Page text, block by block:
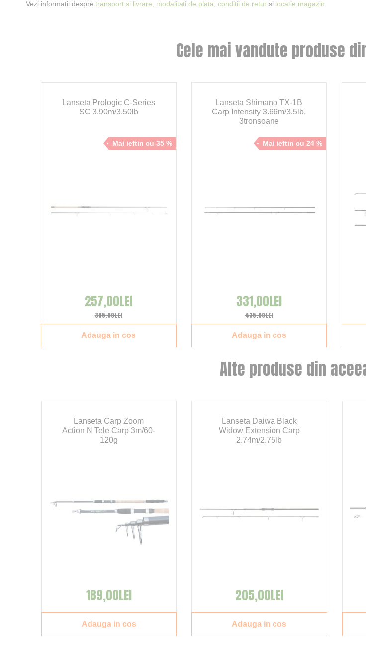
Vezi informatii despre transport si livrare, modalitati de plata conditii de retur si locatie magazin
Alte produse din
Lanseta Carp Zoom
Action N Tele Carp 3m/60-
120g
189,00LEI
Adauga in cos
Lanseta Daiwa Black
Widow Extension Carp
2.74m/2.75lb
205,00LEI
Adauga in cos
Cele mai vandute produse
Lanseta Prologic C-Series
SC 3.90m/3.50lb
Mai ieftin cu 35 %
395,00LEI
257,00LEI
Adauga in cos
Lanseta Shimano TX-1B
Carp Intensity 3.66m/3.5lb,
3tronsoane
Mai ieftin cu 24 %
435,00LEI
331,00LEI
Adauga in cos